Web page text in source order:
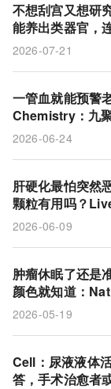
不想刮宫又想研
能养出类器官，
m Cell
2026-07-21
一管血就能预警
Chemistry：九
源性外泌体，开
2026-06-24
肝硬化最怕突然
颗粒有用吗？
意外答案
2026-06-09
肿瘤休眠了还是
颜色就知道：
针，无死角跟踪
2026-05-19
Cell：尿液液体
答，手术治愈者